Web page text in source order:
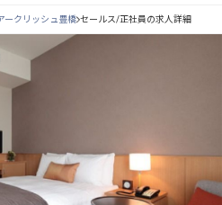
探す
人
ークリッシュ豊橋 セールス/正社員の求人詳細